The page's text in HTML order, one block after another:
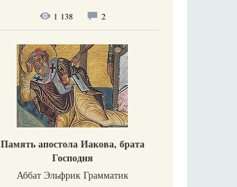
1 138 2
Память апостола Иакова, брата
Господня
Аббат Эльфрик Грамматик